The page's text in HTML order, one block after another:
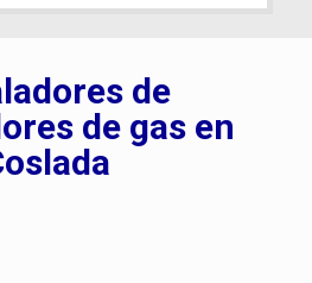
de
de gas en